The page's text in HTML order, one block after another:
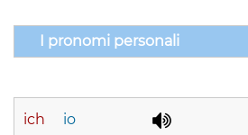
I pronomi personali
ich io